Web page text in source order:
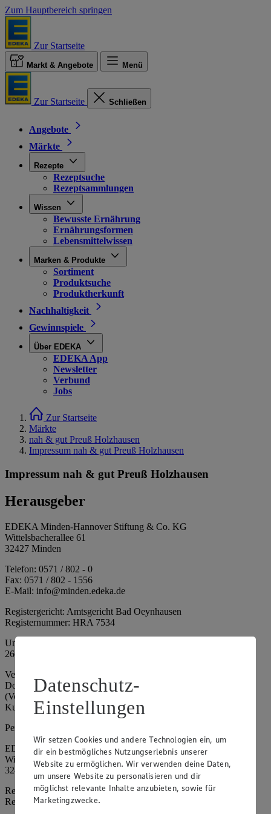
Zum Hauptbereich springen
Zur Startseite
Markt & Angebote Menü
Zur Startseite Schließen
Angebote
Märkte
Rezepte
Rezeptsuche
Rezeptsammlungen
Wissen
Bewusste Ernährung
Ernährungsformen
Lebensmittelwissen
Marken & Produkte
Sortiment
Produktsuche
Produktherkunft
Nachhaltigkeit
Gewinnspiele
Über EDEKA
EDEKA App
Newsletter
Verbund
Jobs
Zur Startseite
Märkte
nah & gut Preuß Holzhausen
Impressum nah & gut Preuß Holzhausen
Impressum nah & gut Preuß Holzhausen
Herausgeber
EDEKA Minden-Hannover Stiftung & Co. KG
Wittelsbacherallee 61
32427 Minden
Telefon: 0571 / 802 - 0
Fax: 0571 / 802 - 1556
E-Mail: info@minden.edeka.de
Registergericht: Amtsgericht Bad Oeynhausen
Registernummer: HRA 7534
Umsatzsteuer-Identifikationsnummer gem. § 27a UStG: DE
266067317
Vertretungsberechtigte: Mark Rosenkranz (Sprecher), Eileen
Dominique Klingsiek (Vorstandsmitglied), Ulf-U. Plath
(Vorstandsmitglied), Stephan Wohler (Vorstandsmitglied), Marc
Kuhlmann (Aufsichtsratsvorsitzender)
Persönlich haftende Gesellschafterin:
EDEKA Minden-Hannover Holding GmbH
Wittelsbacherallee 61
32427 Minden
Registergericht: Amtsgericht Bad Oeynhausen
Registernummer: HRB 4086
Datenschutz-
Einstellungen
Wir setzen Cookies und andere Technologien ein, um
dir ein bestmögliches Nutzungserlebnis unserer
Website zu ermöglichen. Wir verwenden deine Daten,
um unsere Website zu personalisieren und dir
möglichst relevante Inhalte anzubieten, sowie für
Marketingzwecke.